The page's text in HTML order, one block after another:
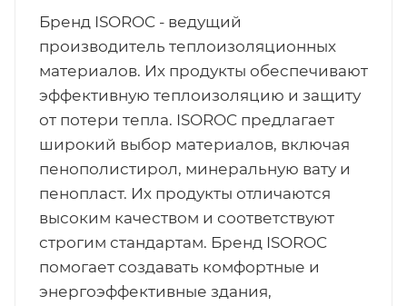
Бренд ISOROC - ведущий
производитель теплоизоляционных
материалов. Их продукты обеспечивают
эффективную теплоизоляцию и защиту
от потери тепла. ISOROC предлагает
широкий выбор материалов, включая
пенополистирол, минеральную вату и
пенопласт. Их продукты отличаются
высоким качеством и соответствуют
строгим стандартам. Бренд ISOROC
помогает создавать комфортные и
энергоэффективные здания,